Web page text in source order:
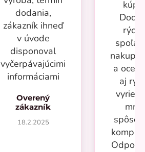
dodania,
zákazník ihneď
v úvode
disponoval
vyčerpávajúcimi
informáciami
Overený
zákazník
18.2.2025
a
aj